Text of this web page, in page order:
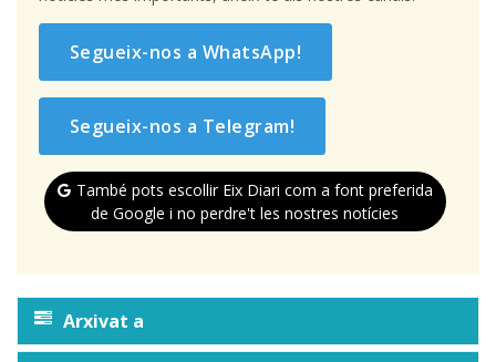
Segueix-nos a WhatsApp!
Segueix-nos a Telegram!
També pots escollir Eix Diari com a font preferida
de Google i no perdre't les nostres notícies
Arxivat a